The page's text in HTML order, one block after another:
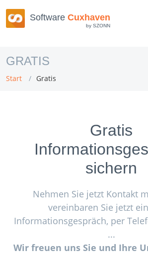
Software Cuxhaven
by SZONN
GRATIS
Start Gratis
Gratis
sichern
Nehmen Sie jetzt Kontakt
vereinbaren Sie jetzt
Informationsgespräch, per
...
Wir freuen uns Sie und Ihre